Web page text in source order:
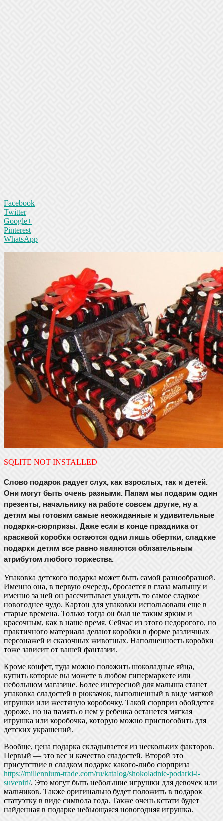
Facebook
Twitter
Google+
Pinterest
WhatsApp
SQLITE NOT INSTALLED
Слово подарок радует слух, как взрослых, так и детей.
Они могут быть очень разными. Папам мы подарим один
презенты, начальнику на работе совсем другие, ну а
детям мы готовим самые неожиданные и удивительные
подарки-сюрпризы. Даже если в конце праздника от
красивой коробки остаются одни лишь обертки, сладкие
подарки детям все равно являются обязательным
атрибутом любого торжества.
Упаковка детского подарка может быть самой разнообразной.
Именно она, в первую очередь, бросается в глаза малышу и
именно за ней он рассчитывает увидеть то самое сладкое
новогоднее чудо. Картон для упаковки использовали еще в
старые времена. Только тогда он был не таким ярким и
красочным, как в наше время. Сейчас из этого недорогого, но
практичного материала делают коробки в форме различных
персонажей и сказочных животных. Наполненность коробки
тоже зависит от вашей фантазии.
Кроме конфет, туда можно положить шоколадные яйца,
купить которые вы можете в любом гипермаркете или
небольшом магазине. Более интересной для малыша станет
упаковка сладостей в рюкзачок, выполненный в виде мягкой
игрушки или жестяную коробочку. Такой сюрприз обойдется
дороже, но на память о нем у ребенка останется мягкая
игрушка или коробочка, которую можно приспособить для
детских украшений.
Вообще, цена подарка складывается из нескольких факторов.
Первый — это вес и качество сладостей. Второй это
присутствие в сладком подарке какого-либо сюрприза
https://millennium-trade.com/ru/katalog/shokoladnie-podarki-i-
suveniri/. Это могут быть небольшие игрушки для девочек или
мальчиков. Также оригинально будет положить в подарок
статуэтку в виде символа года. Также очень кстати будет
найденная в подарке небьющаяся новогодняя игрушка.